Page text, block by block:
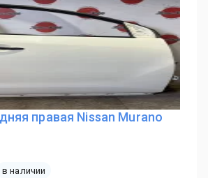
правая Nissan Murano
в наличии